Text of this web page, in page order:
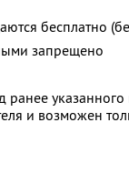
бесплатно
запрещено
ранее
и возможен